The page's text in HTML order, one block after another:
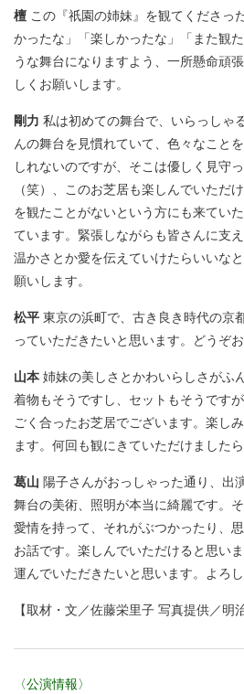
檀 この『祇園の姉妹』を観てくださっ
かったな」「楽しかったな」「また観
うな舞台になりますよう、一所懸命頑
しくお願いします。
剛力 私は初めての舞台で、いらっしゃ
んの舞台を見慣れていて、色々なこと
しれないのですが、そこは優しく見守
（笑）、このお芝居も楽しんでいただ
を観たことがないという方にも来てい
ています。緊張しながらも皆さんに支
温かさとか愛を伝えていけたらいいな
願いします。
松平 東京の浜町で、古き良き時代の京
っていただきたいと思います。どうぞお
山本 姉妹の美しさとかわいらしさがふ
着物もそうですし、セットもそうです
ごく合ったお芝居でございます。楽し
ます。何回も観にきていただけました
葛山 陽子さんがおっしゃった通り、出
舞台の美術、照明が本当に綺麗です。
愛情を持って、それがぶつかったり、
お話です。楽しんでいただけると思い
運んでいただきたいと思います。よろし
【取材・文／佐藤栄里子 写真提供／明
〈公演情報〉